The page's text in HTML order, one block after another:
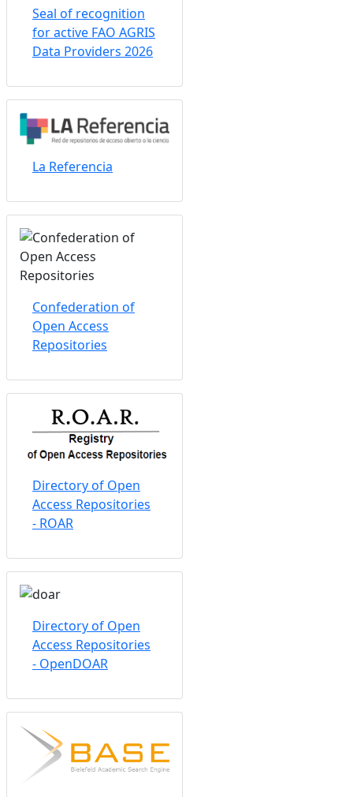
Seal of recognition
for active FAO AGRIS
Data Providers 2026
La Referencia
Confederation of
Open Access
Repositories
Directory of Open
Access Repositories
- ROAR
Directory of Open
Access Repositories
- OpenDOAR